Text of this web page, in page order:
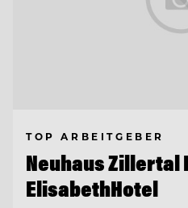
TOP ARBEITGEBER
Neuhaus Zillertal
ElisabethHotel